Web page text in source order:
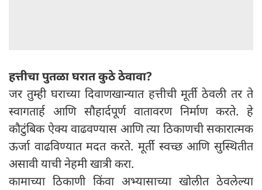
हत्तीचा पुतळा घरात कुठे ठेवावा?
जर तुम्ही घराच्या दिवाणखान्यात हत्तीची मूर्ती ठेवली तर ते
स्वागतार्ह आणि सौहार्दपूर्ण वातावरण निर्माण करते. हे
कौटुंबिक ऐक्य वाढवण्यास आणि त्या ठिकाणची सकारात्मक
ऊर्जा वाढविण्यात मदत करते. मूर्ती स्वच्छ आणि सुस्थितीत
असावी याची नेहमी खात्री करा.
कामाच्या ठिकाणी किंवा अभ्यासाच्या खोलीत ठेवलेल्या